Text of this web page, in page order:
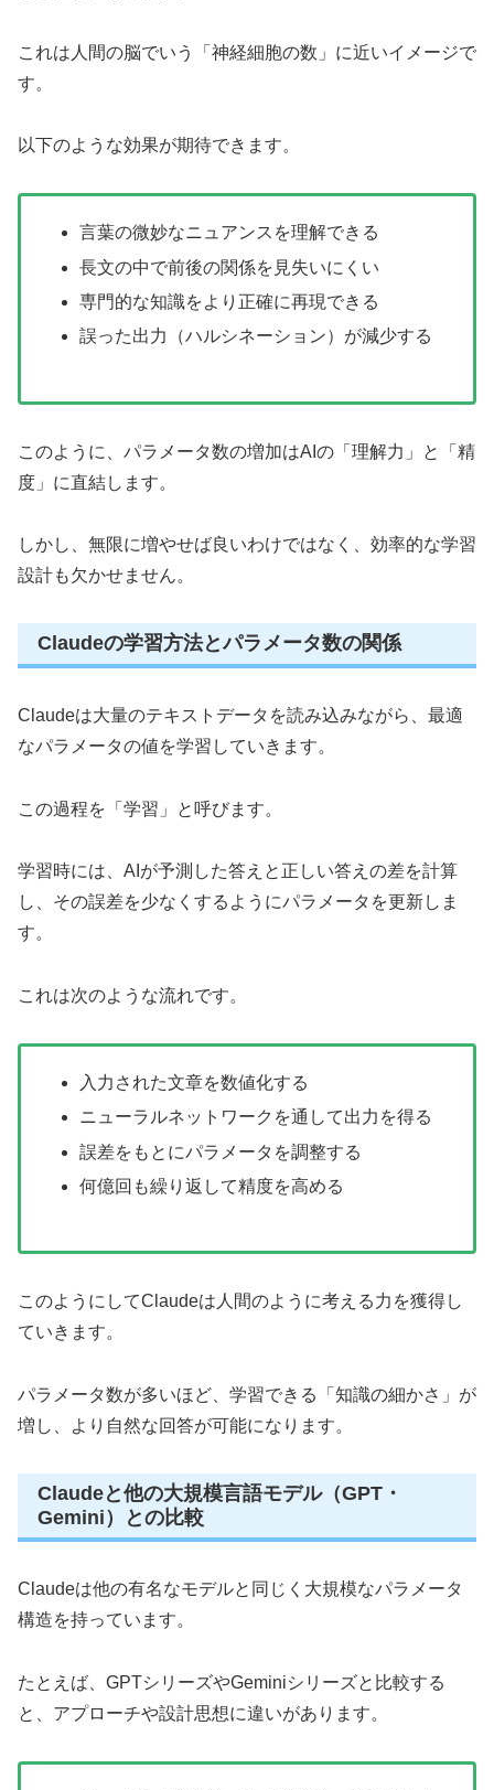
これは人間の脳でいう「神経細胞の数」に近いイメージで
す。
以下のような効果が期待できます。
言葉の微妙なニュアンスを理解できる
長文の中で前後の関係を見失いにくい
専門的な知識をより正確に再現できる
誤った出力（ハルシネーション）が減少する
このように、パラメータ数の増加はAIの「理解力」と「精
度」に直結します。
しかし、無限に増やせば良いわけではなく、効率的な学習
設計も欠かせません。
Claudeの学習方法とパラメータ数の関係
Claudeは大量のテキストデータを読み込みながら、最適
なパラメータの値を学習していきます。
この過程を「学習」と呼びます。
学習時には、AIが予測した答えと正しい答えの差を計算
し、その誤差を少なくするようにパラメータを更新しま
す。
これは次のような流れです。
入力された文章を数値化する
ニューラルネットワークを通して出力を得る
誤差をもとにパラメータを調整する
何億回も繰り返して精度を高める
このようにしてClaudeは人間のように考える力を獲得し
ていきます。
パラメータ数が多いほど、学習できる「知識の細かさ」が
増し、より自然な回答が可能になります。
Claudeと他の大規模言語モデル（GPT・
Gemini）との比較
Claudeは他の有名なモデルと同じく大規模なパラメータ
構造を持っています。
たとえば、GPTシリーズやGeminiシリーズと比較する
と、アプローチや設計思想に違いがあります。